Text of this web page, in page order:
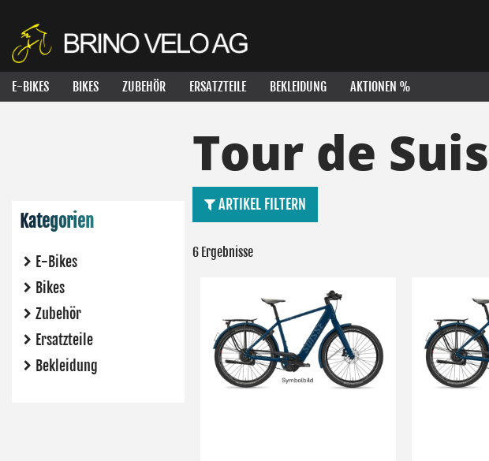
E-BIKES BIKES ZUBEHÖR ERSATZTEILE BEKLEIDUNG AKTIONEN %
Kategorien
E-Bikes
Bikes
Zubehör
Ersatzteile
Bekleidung
Tour de
ARTIKEL FILTERN
6 Ergebnisse